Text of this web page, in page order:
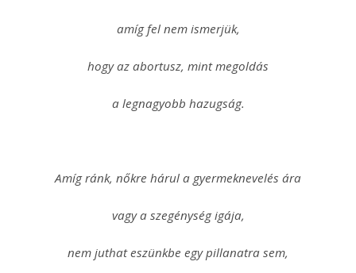
amíg fel nem ismerjük,
hogy az abortusz, mint megoldás
a legnagyobb hazugság.
Amíg ránk, nőkre hárul a gyermeknevelés ára
vagy a szegénység igája,
nem juthat eszünkbe egy pillanatra sem,